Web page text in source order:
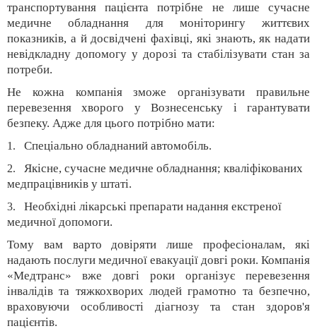
транспортування пацієнта потрібне не лише сучасне
медичне обладнання для моніторингу життєвих
показників, а й досвідчені фахівці, які знають, як надати
невідкладну допомогу у дорозі та стабілізувати стан за
потреби.
Не кожна компанія зможе організувати правильне
перевезення хворого у Вознесенську і гарантувати
безпеку. Адже для цього потрібно мати:
1. Спеціально обладнаний автомобіль.
2.
Якісне, сучасне медичне обладнання; кваліфікованих
медпрацівників у штаті.
3.
Необхідні лікарські препарати надання екстреної
медичної допомоги.
Тому вам варто довіряти лише професіоналам, які
надають послуги медичної евакуації довгі роки. Компанія
«Медтранс» вже довгі роки організує перевезення
інвалідів та тяжкохворих людей грамотно та безпечно,
враховуючи особливості діагнозу та стан здоров'я
пацієнтів.